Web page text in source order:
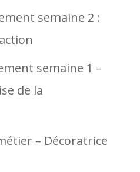
semaine 2 :
semaine 1 –
de la
– Décoratrice